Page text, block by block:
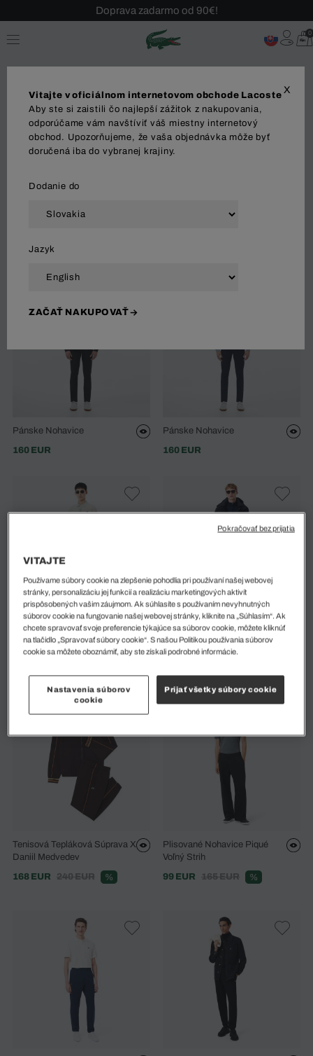
Doprava zadarmo od 90€!
Sezónny výpredaj až -40 %!
Bezplatné vrátenie!
0
MUŽI
Pánske Nohavice
160 EUR
Pánske Nohavice
160 EUR
Tepláky Francúzskej Výroby
175 EUR
Nohavice Štíhly Strih Streč
Chino
Tenisová Tepláková Súprava X
Daniil Medvedev
168 EUR
240 EUR %
Plisované Nohavice Piqué
Voľný Strih
99 EUR
165 EUR %
X
Vitajte v oficiálnom internetovom obchode Lacoste
Aby ste si zaistili čo najlepší zážitok z nakupovania,
odporúčame vám navštíviť váš miestny internetový
obchod. Upozorňujeme, že vaša objednávka môže byť
doručená iba do vybranej krajiny.
Dodanie do
Jazyk
ZAČAŤ NAKUPOVAŤ
VITAJTE
Používame súbory cookie na zlepšenie pohodlia pri používaní našej webovej
stránky, personalizáciu jej funkcií a realizáciu marketingových aktivít
prispôsobených vašim záujmom. Ak súhlasíte s používaním nevyhnutných
súborov cookie na fungovanie našej webovej stránky, kliknite na „Súhlasím“. Ak
chcete spravovať svoje preferencie týkajúce sa súborov cookie, môžete kliknúť
na tlačidlo „Spravovať súbory cookie“. S našou Politikou používania súborov
cookie sa môžete oboznámiť, aby ste získali podrobné informácie.
Nastavenia súborov
cookie
Prijať všetky súbory cookie
Pokračovať bez prijatia